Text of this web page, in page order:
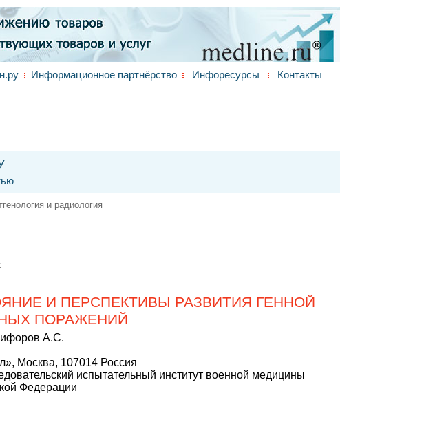
Информационное партнёрство Инфоресурсы Контакты
и радиология
И ПЕРСПЕКТИВЫ РАЗВИТИЯ ГЕННОЙ
ПОРАЖЕНИЙ
А.С.
Москва, 107014 Россия
испытательный институт военной медицины
Федерации